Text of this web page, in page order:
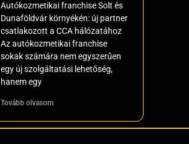
Autókozmetikai franchise Solt és
Dunaföldvár környékén: új partner
csatlakozott a CCA hálózatához
Az autókozmetikai franchise
sokak számára nem egyszerűen
egy új szolgáltatási lehetőség,
hanem egy
Tovább olvasom